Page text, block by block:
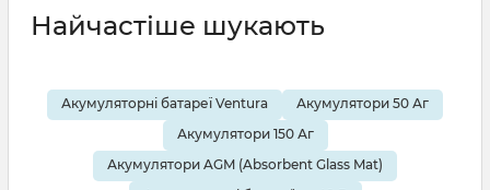
Найчастіше шукають
Акумуляторні батареї Ventura
Акумулятори 50 Аг
Акумулятори 150 Аг
Акумулятори AGM (Absorbent Glass Mat)